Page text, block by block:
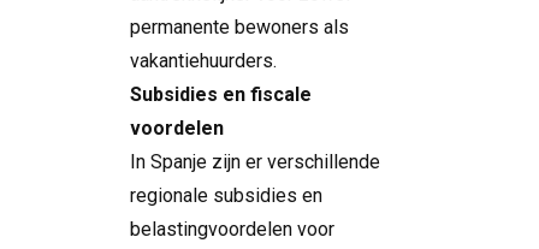
permanente bewoners als
vakantiehuurders.
Subsidies en fiscale
voordelen
In Spanje zijn er verschillende
regionale subsidies en
belastingvoordelen voor